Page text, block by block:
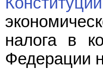
налога в
Федерации